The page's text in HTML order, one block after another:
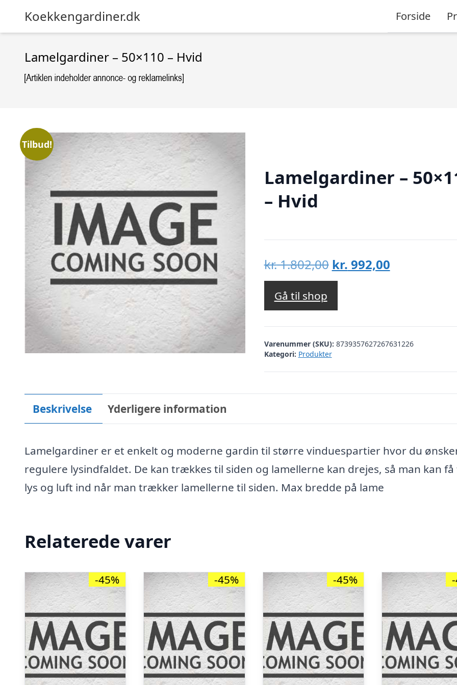
Koekkengardiner.dk Forside
Lamelgardiner – 50×110 – Hvid
Tilbud!
Lamelgardiner –
– Hvid
kr.1.802,00 Den
oprindelige
var:
kr. 1.802,00.
kr. 992,00Den
kr. 992,00.
Gå til shop
Varenummer (SKU): 8739357627267631226
Kategori: Produkter
Beskrivelse Yderligere information
Lamelgardiner er et enkelt og moderne gardin til større vinduespartier hvor du
regulere lysindfaldet. De kan trækkes til siden og lamellerne kan drejes, så man kan
lys og luft ind når man trækker lamellerne til siden. Max bredde på lame
Relaterede varer
-45% -45% -45%